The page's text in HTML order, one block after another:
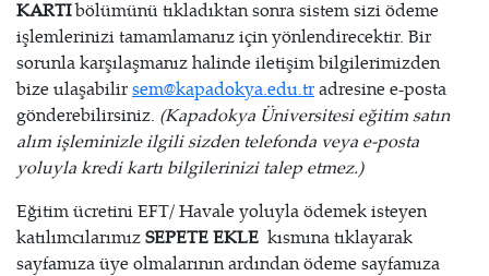
KARTIbölümünü tıkladıktan sonra sistem sizi ödeme
işlemlerinizi tamamlamanız için yönlendirecektir. Bir
sorunla karşılaşmanız halinde iletişim bilgilerimizden
bize ulaşabilirsem@kapadokya.edu.tradresine e-posta
gönderebilirsiniz. (Kapadokya Üniversitesi eğitim satın
alım işleminizle ilgili sizden telefonda veya e-posta
yoluyla kredi kartı bilgilerinizi talep etmez.)
Eğitim ücretini EFT/ Havale yoluyla ödemek isteyen
katılımcılarımızSEPETE EKLE kısmına tıklayarak
sayfamıza üye olmalarının ardından ödeme sayfamıza